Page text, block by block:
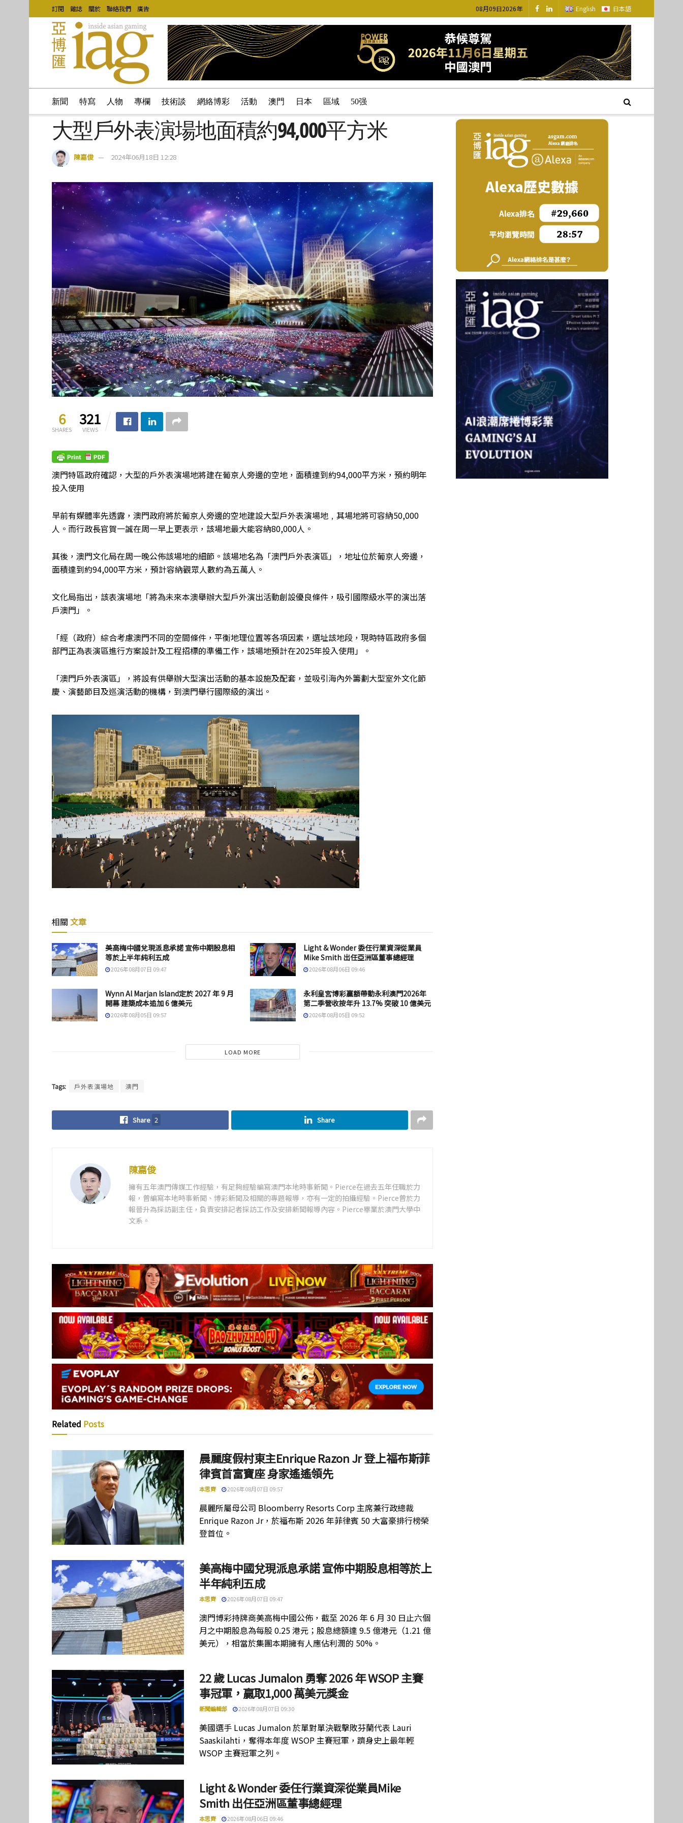
訂閱 雜誌 關於 聯絡我們 廣告 08月09日2026年 English 日本語
新聞 特寫 人物 專欄 技術談 網絡博彩 活動 澳門 日本 區域 50强
大型戶外表演場地面積約94,000平方米
陳嘉俊 2024年06月18日 12:28
6
SHARES
321
VIEWS
澳門特區政府確認，大型的戶外表演場地將建在葡京人旁邊的空地，面積達到約94,000平方米，預約明年
投入使用
早前有媒體率先透露，澳門政府將於葡京人旁邊的空地建設大型戶外表演場地﹐其場地將可容納50,000
人。而行政長官賀一誠在周一早上更表示，該場地最大能容納80,000人。
其後，澳門文化局在周一晚公佈該場地的細節。該場地名為「澳門戶外表演區」，地址位於葡京人旁邊，
面積達到約94,000平方米，預計容納觀眾人數約為五萬人。
文化局指出，該表演場地「將為未來本澳舉辦大型戶外演出活動創設優良條件，吸引國際級水平的演出落
戶澳門」。
「經（政府）綜合考慮澳門不同的空間條件，平衡地理位置等各項因素，選址該地段，現時特區政府多個
部門正為表演區進行方案設計及工程招標的準備工作，該場地預計在2025年投入使用」。
「澳門戶外表演區」，將設有供舉辦大型演出活動的基本設施及配套，並吸引海內外籌劃大型室外文化節
慶、演藝節目及巡演活動的機構，到澳門舉行國際級的演出。
相關 文章
美高梅中國兌現派息承諾 宣佈中期股息相
等於上半年純利五成
2026年08月07日 09:47
Light & Wonder 委任行業資深從業員
Mike Smith 出任亞洲區董事總經理
2026年08月06日 09:46
Wynn Al Marjan Island定於 2027 年 9 月
開幕 建築成本追加 6 億美元
2026年08月05日 09:57
永利皇宮博彩贏額帶動永利澳門2026年
第二季營收按年升 13.7% 突破 10 億美元
2026年08月05日 09:52
LOAD MORE
Tags: 戶外表演場地 澳門
Share 2 Share
陳嘉俊
擁有五年澳門傳媒工作經驗，有足夠經驗編寫澳門本地時事新聞。Pierce在過去五年任職於力
報，曾編寫本地時事新聞、博彩新聞及相關的專題報導，亦有一定的拍攝經驗。Pierce曾於力
報晉升為採訪副主任，負責安排記者採訪工作及安排新聞報導內容。Pierce畢業於澳門大學中
文系。
Related Posts
晨麗度假村東主Enrique Razon Jr 登上福布斯菲
律賓首富寶座 身家遙遙領先
本思齊 2026年08月07日 09:57
晨麗所屬母公司 Bloomberry Resorts Corp 主席兼行政總裁
Enrique Razon Jr，於福布斯 2026 年菲律賓 50 大富豪排行榜榮
登首位。
美高梅中國兌現派息承諾 宣佈中期股息相等於上
半年純利五成
本思齊 2026年08月07日 09:47
澳門博彩持牌商美高梅中國公佈，截至 2026 年 6 月 30 日止六個
月之中期股息為每股 0.25 港元；股息總額達 9.5 億港元（1.21 億
美元），相當於集團本期擁有人應佔利潤的 50%。
22 歲 Lucas Jumalon 勇奪 2026 年 WSOP 主賽
事冠軍，贏取1,000 萬美元獎金
新聞編輯部 2026年08月07日 09:30
美國選手 Lucas Jumalon 於單對單決戰擊敗芬蘭代表 Lauri
Saaskilahti，奪得本年度 WSOP 主賽冠軍，躋身史上最年輕
WSOP 主賽冠軍之列。
Light & Wonder 委任行業資深從業員Mike
Smith 出任亞洲區董事總經理
本思齊 2026年08月06日 09:46